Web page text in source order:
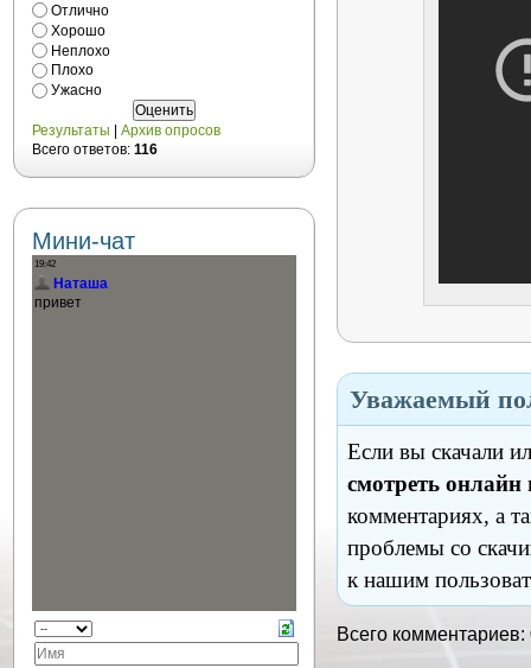
Уважаемый
Если вы скачали
смотреть онлайн
комментариях, а
проблемы со
к нашим
Всего комментариев:
Отлично
Хорошо
Неплохо
Плохо
Ужасно
Результаты
Архив опросов
Всего ответов: 116
Мини-чат